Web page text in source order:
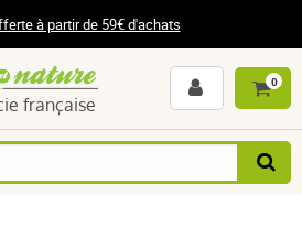
à partir de 59€ d'achats
française
0